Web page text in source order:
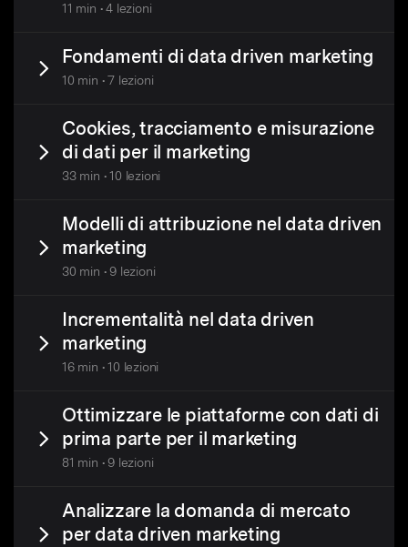
11 min • 4 lezioni
Fondamenti di data driven marketing
10 min • 7 lezioni
Cookies, tracciamento e misurazione
di dati per il marketing
33 min • 10 lezioni
Modelli di attribuzione nel data driven
marketing
30 min • 9 lezioni
Incrementalità nel data driven
marketing
16 min • 10 lezioni
Ottimizzare le piattaforme con dati di
prima parte per il marketing
81 min • 9 lezioni
Analizzare la domanda di mercato
per data driven marketing